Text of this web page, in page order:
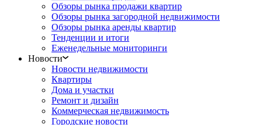
Обзоры рынка продажи квартир
Обзоры рынка загородной недвижимости
Обзоры рынка аренды квартир
Тенденции и итоги
Еженедельные мониторинги
Новости
Новости недвижимости
Квартиры
Дома и участки
Ремонт и дизайн
Коммерческая недвижимость
Городские новости